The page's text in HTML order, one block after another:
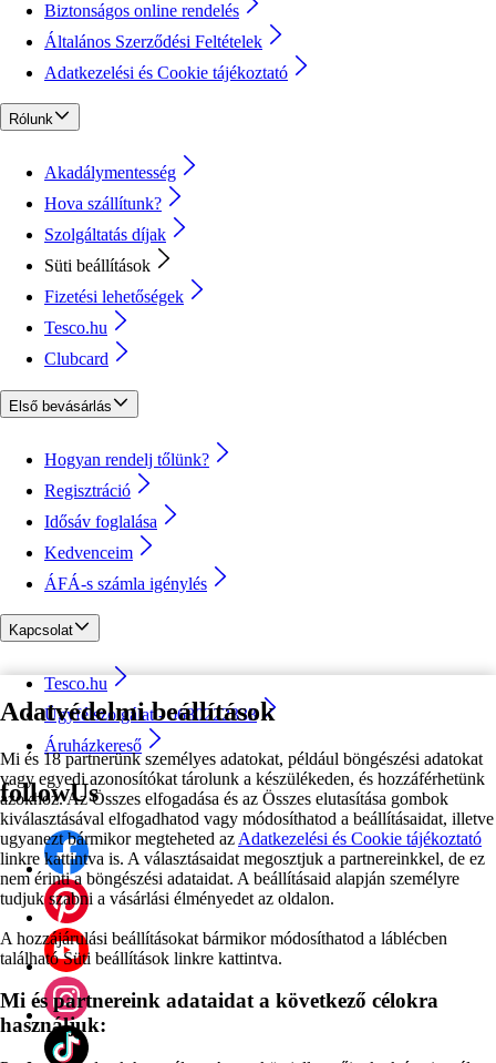
Adatvédelmi beállítások
Mi és 18 partnerünk személyes adatokat, például böngészési adatokat
vagy egyedi azonosítókat tárolunk a készülékeden, és hozzáférhetünk
azokhoz. Az Összes elfogadása és az Összes elutasítása gombok
kiválasztásával elfogadhatod vagy módosíthatod a beállításaidat, illetve
ugyanezt bármikor megteheted az Adatkezelési és Cookie tájékoztató
linkre kattintva is. A választásaidat megosztjuk a partnereinkkel, de ez
nem érinti a böngészési adataidat. A beállításaid alapján személyre
tudjuk szabni a vásárlási élményedet az oldalon.
A hozzájárulási beállításokat bármikor módosíthatod a láblécben
található Süti beállítások linkre kattintva.
Mi és partnereink adataidat a következő célokra
használjuk:
Biztonságos online rendelés
Általános Szerződési Feltételek
Adatkezelési és Cookie tájékoztató
Rólunk
Akadálymentesség
Hova szállítunk?
Szolgáltatás díjak
Süti beállítások
Fizetési lehetőségek
Tesco.hu
Clubcard
Első bevásárlás
Hogyan rendelj tőlünk?
Regisztráció
Idősáv foglalása
Kedvenceim
ÁFÁ-s számla igénylés
Kapcsolat
Tesco.hu
Ügyfélszolgálat - 0680222333
Áruházkereső
followUs